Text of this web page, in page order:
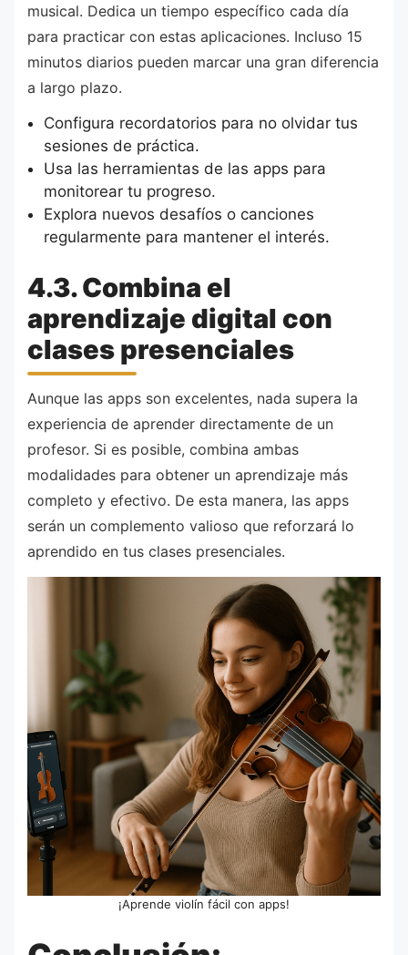
musical. Dedica un tiempo específico cada día
para practicar con estas aplicaciones. Incluso 15
minutos diarios pueden marcar una gran diferencia
a largo plazo.
Configura recordatorios para no olvidar tus
sesiones de práctica.
Usa las herramientas de las apps para
monitorear tu progreso.
Explora nuevos desafíos o canciones
regularmente para mantener el interés.
4.3. Combina el
aprendizaje digital con
clases presenciales
Aunque las apps son excelentes, nada supera la
experiencia de aprender directamente de un
profesor. Si es posible, combina ambas
modalidades para obtener un aprendizaje más
completo y efectivo. De esta manera, las apps
serán un complemento valioso que reforzará lo
aprendido en tus clases presenciales.
¡Aprende violín fácil con apps!